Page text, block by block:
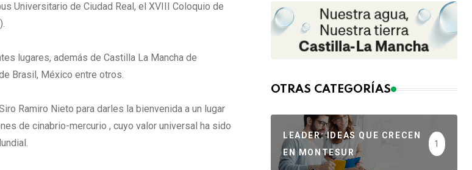
Universitario de Ciudad Real, el XVIII Coloquio de
lugares, además de Castilla La Mancha de
Brasil, México entre otros.
Ramiro Nieto para darles la bienvenida a un lugar
de cinabrio-mercurio , cuyo valor universal ha sido
OTRAS CATEGORÍAS
LEADER: IDEAS QUE CRECEN
EN MONTESUR
1